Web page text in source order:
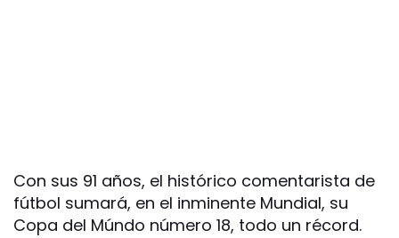
Con sus 91 años, el histórico comentarista de
fútbol sumará, en el inminente Mundial, su
Copa del Múndo número 18, todo un récord.